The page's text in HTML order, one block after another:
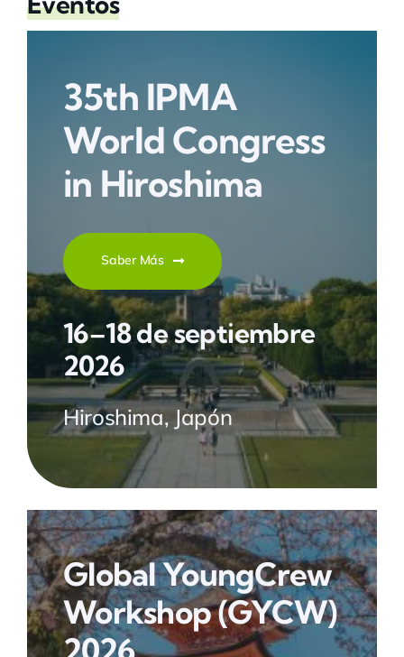
35th IPMA
World Congress
in Hiroshima
Saber Más
16–18 de septiembre
2026
Hiroshima, Japón
Global YoungCrew
Workshop(GYCW)